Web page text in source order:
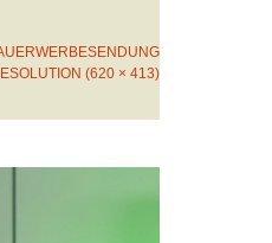
(620 × 413)